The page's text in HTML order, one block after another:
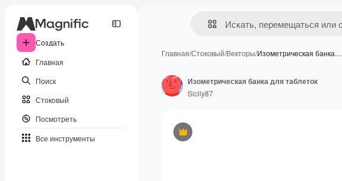
Создать
Главная
Поиск
Стоковый
Посмотреть
Все инструменты
Главная/Стоковый/Векторы/Изометрическая банка…
Премиум
Изометрическая банка для таблеток
Sicily87